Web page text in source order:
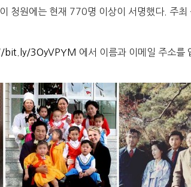
청원에는 현재 770명 이상이 서명했다. 주최
bit.ly/3OyVPYM 에서 이름과 이메일 주소